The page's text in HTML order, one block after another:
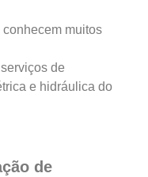
muitos
de
e hidráulica do
de